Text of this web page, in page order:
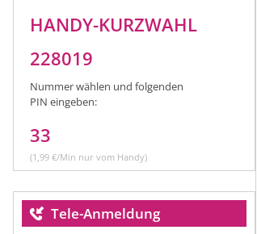
HANDY-KURZWAHL
228019
Nummer wählen und folgenden
PIN eingeben:
33
(1,99 €/Min nur vom Handy)
Tele-Anmeldung